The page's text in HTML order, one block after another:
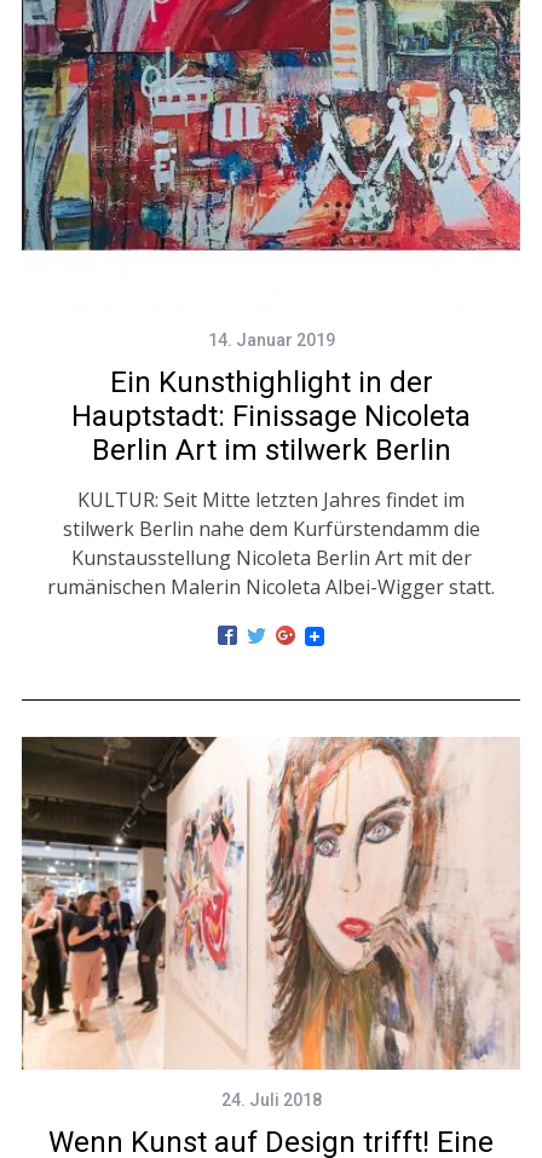
14. Januar 2019
Ein Kunsthighlight in der
Hauptstadt: Finissage Nicoleta
Berlin Art im stilwerk Berlin
KULTUR: Seit Mitte letzten Jahres findet im
stilwerk Berlin nahe dem Kurfürstendamm die
Kunstausstellung Nicoleta Berlin Art mit der
rumänischen Malerin Nicoleta Albei-Wigger statt.
24. Juli 2018
Wenn Kunst auf Design trifft! Eine